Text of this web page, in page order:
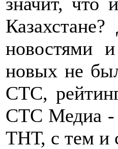
новостями
новых не
СТС,
СТС Медиа -
ТНТ, с тем и